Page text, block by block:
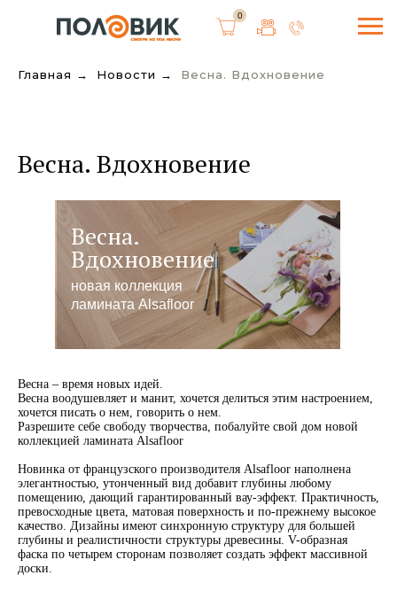
0
Главная → Новости → Весна. Вдохновение
Весна. Вдохновение
новая коллекция
ламината Alsafloor
Весна.
Вдохновение
Весна – время новых идей.
Весна воодушевляет и манит, хочется делиться этим настроением,
хочется писать о нем, говорить о нем.
Разрешите себе свободу творчества, побалуйте свой дом новой
коллекцией ламината Alsafloor
Новинка от французского производителя Alsafloor наполнена
элегантностью, утонченный вид добавит глубины любому
помещению, дающий гарантированный вау-эффект. Практичность,
превосходные цвета, матовая поверхность и по-прежнему высокое
качество. Дизайны имеют синхронную структуру для большей
глубины и реалистичности структуры древесины. V-образная
фаска по четырем сторонам позволяет создать эффект массивной
доски.